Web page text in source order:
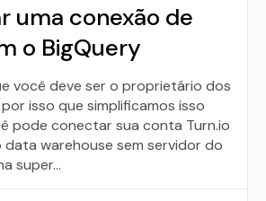
uma conexão de
o BigQuery
você deve ser o proprietário dos
isso que simplificamos isso
pode conectar sua conta Turn.io
data warehouse sem servidor do
super…